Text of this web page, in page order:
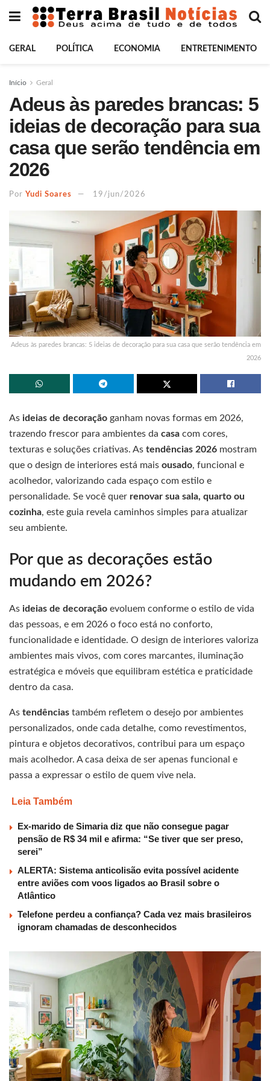
GERAL POLÍTICA ECONOMIA ENTRETENIMENTO
Início Geral
Adeus às paredes brancas: 5
ideias de decoração para sua
casa que serão tendência em
2026
Por Yudi Soares 19/jun/2026
Adeus às paredes brancas: 5 ideias de decoração para sua casa que serão tendência em
2026
As ideias de decoração ganham novas formas em 2026,
trazendo frescor para ambientes da casa com cores,
texturas e soluções criativas. As tendências 2026 mostram
que o design de interiores está mais ousado, funcional e
acolhedor, valorizando cada espaço com estilo e
personalidade. Se você quer renovar sua sala, quarto ou
cozinha, este guia revela caminhos simples para atualizar
seu ambiente.
Por que as decorações estão
mudando em 2026?
As ideias de decoração evoluem conforme o estilo de vida
das pessoas, e em 2026 o foco está no conforto,
funcionalidade e identidade. O design de interiores valoriza
ambientes mais vivos, com cores marcantes, iluminação
estratégica e móveis que equilibram estética e praticidade
dentro da casa.
As tendências também refletem o desejo por ambientes
personalizados, onde cada detalhe, como revestimentos,
pintura e objetos decorativos, contribui para um espaço
mais acolhedor. A casa deixa de ser apenas funcional e
passa a expressar o estilo de quem vive nela.
Leia Também
Ex-marido de Simaria diz que não consegue pagar
pensão de R$ 34 mil e afirma: “Se tiver que ser preso,
serei”
ALERTA: Sistema anticolisão evita possível acidente
entre aviões com voos ligados ao Brasil sobre o
Atlântico
Telefone perdeu a confiança? Cada vez mais brasileiros
ignoram chamadas de desconhecidos